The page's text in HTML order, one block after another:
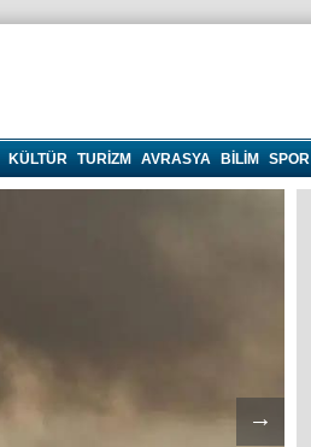
KÜLTÜR TURIZM AVRASYA BILIM SPOR
→